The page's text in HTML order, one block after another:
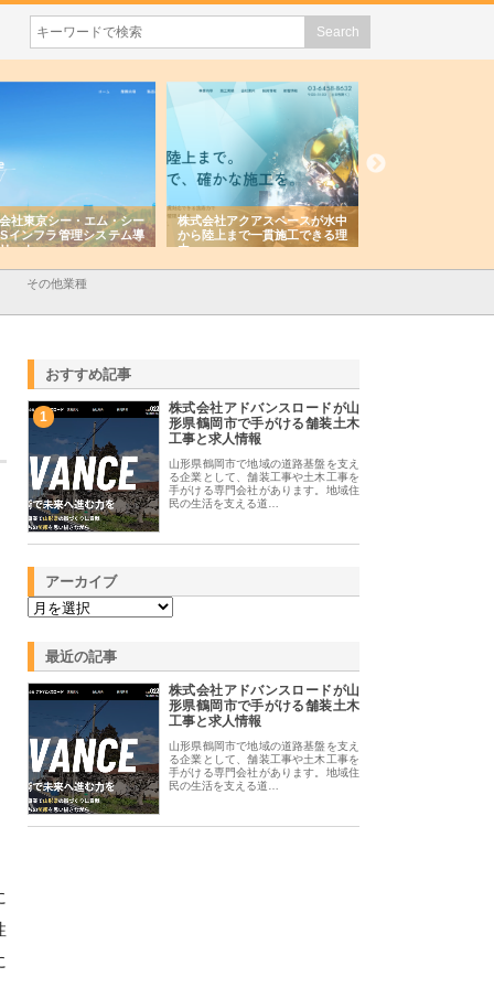
社東京シー・エム・シー
インフラ管理システム導
ット
株式会社アクアスペースが水中
から陸上まで一貫施工できる理
由
その他業種
おすすめ記事
1
株式会社アドバンスロードが山
形県鶴岡市で手がける舗装土木
工事と求人情報
山形県鶴岡市で地域の道路基盤を支え
る企業として、舗装工事や土木工事を
手がける専門会社があります。地域住
民の生活を支える道…
アーカイブ
最近の記事
株式会社アドバンスロードが山
形県鶴岡市で手がける舗装土木
工事と求人情報
山形県鶴岡市で地域の道路基盤を支え
る企業として、舗装工事や土木工事を
手がける専門会社があります。地域住
民の生活を支える道…